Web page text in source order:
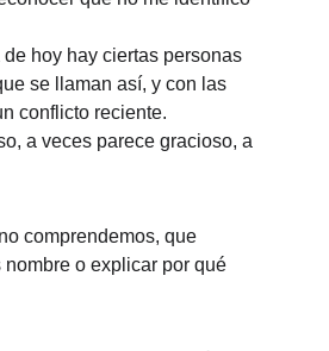
hoy hay ciertas personas
se llaman así, y con las
conflicto reciente.
a veces parece gracioso, a
comprendemos, que
o explicar por qué